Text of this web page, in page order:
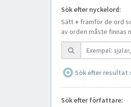
Sök efter nyckelord:
Sätt + framför de ord
av orden måste finnas
Sök efter resultat
Sök efter författare: